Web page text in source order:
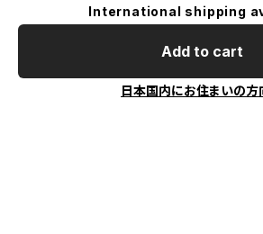
International shipping
Add to cart
日本国内にお住まいの方